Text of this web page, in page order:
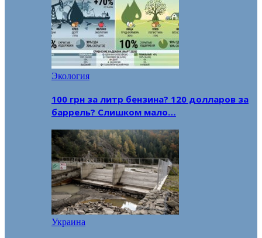
Экология
100 грн за литр бензина? 120 долларов за
баррель? Слишком мало…
Украина